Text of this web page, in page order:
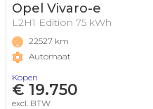
Opel Vivaro-e
L2H1 Edition 75 kWh
22527 km
Automaat
Kopen
€ 19.750
excl. BTW